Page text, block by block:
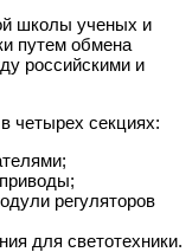
школы ученых и
путем обмена
российскими и
четырех секциях:
регуляторов
для светотехники.